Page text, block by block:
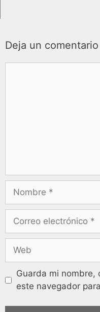
Deja un comentario
Guarda mi nombre,
este navegador